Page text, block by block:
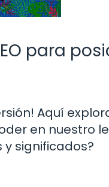
para
Aquí
en nuestro
significados?